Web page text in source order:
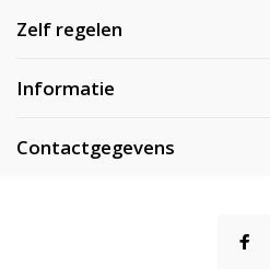
Zelf regelen
Informatie
Contactgegevens